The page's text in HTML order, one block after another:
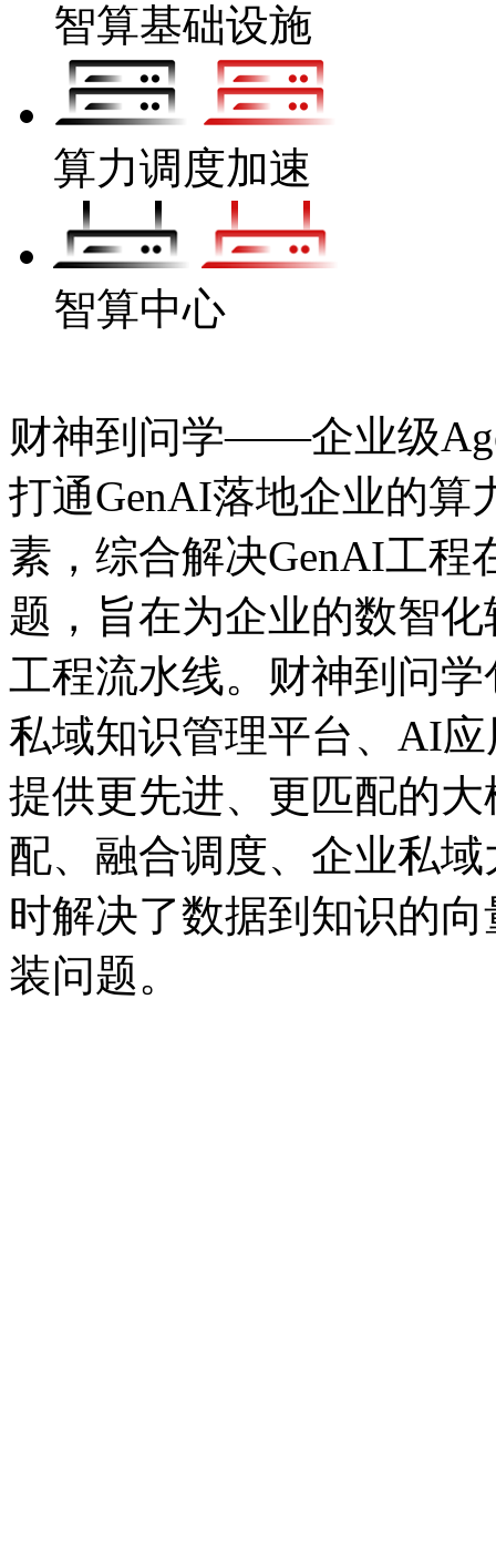
智算基础设施
算力调度加速
智算中心
财神到问学——企业级
打通GenAI落地企业的算力
素，综合解决GenAI工程在
题，旨在为企业的数
工程流水线。财神到问学
私域知识管理平台、AI
提供更先进、更匹配的
配、融合调度、企业
时解决了数据到知识的
装问题。